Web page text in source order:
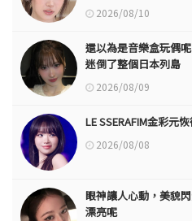
2026/08/10
還以為是音樂盒玩偶
迷倒了整個日本列島
2026/08/09
LE SSERAFIM金彩元
2026/08/08
眼神讓人心動，美貌
漂亮呢